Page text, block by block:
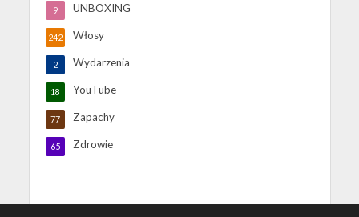
UNBOXING
9
Włosy
242
Wydarzenia
2
YouTube
18
Zapachy
77
Zdrowie
65